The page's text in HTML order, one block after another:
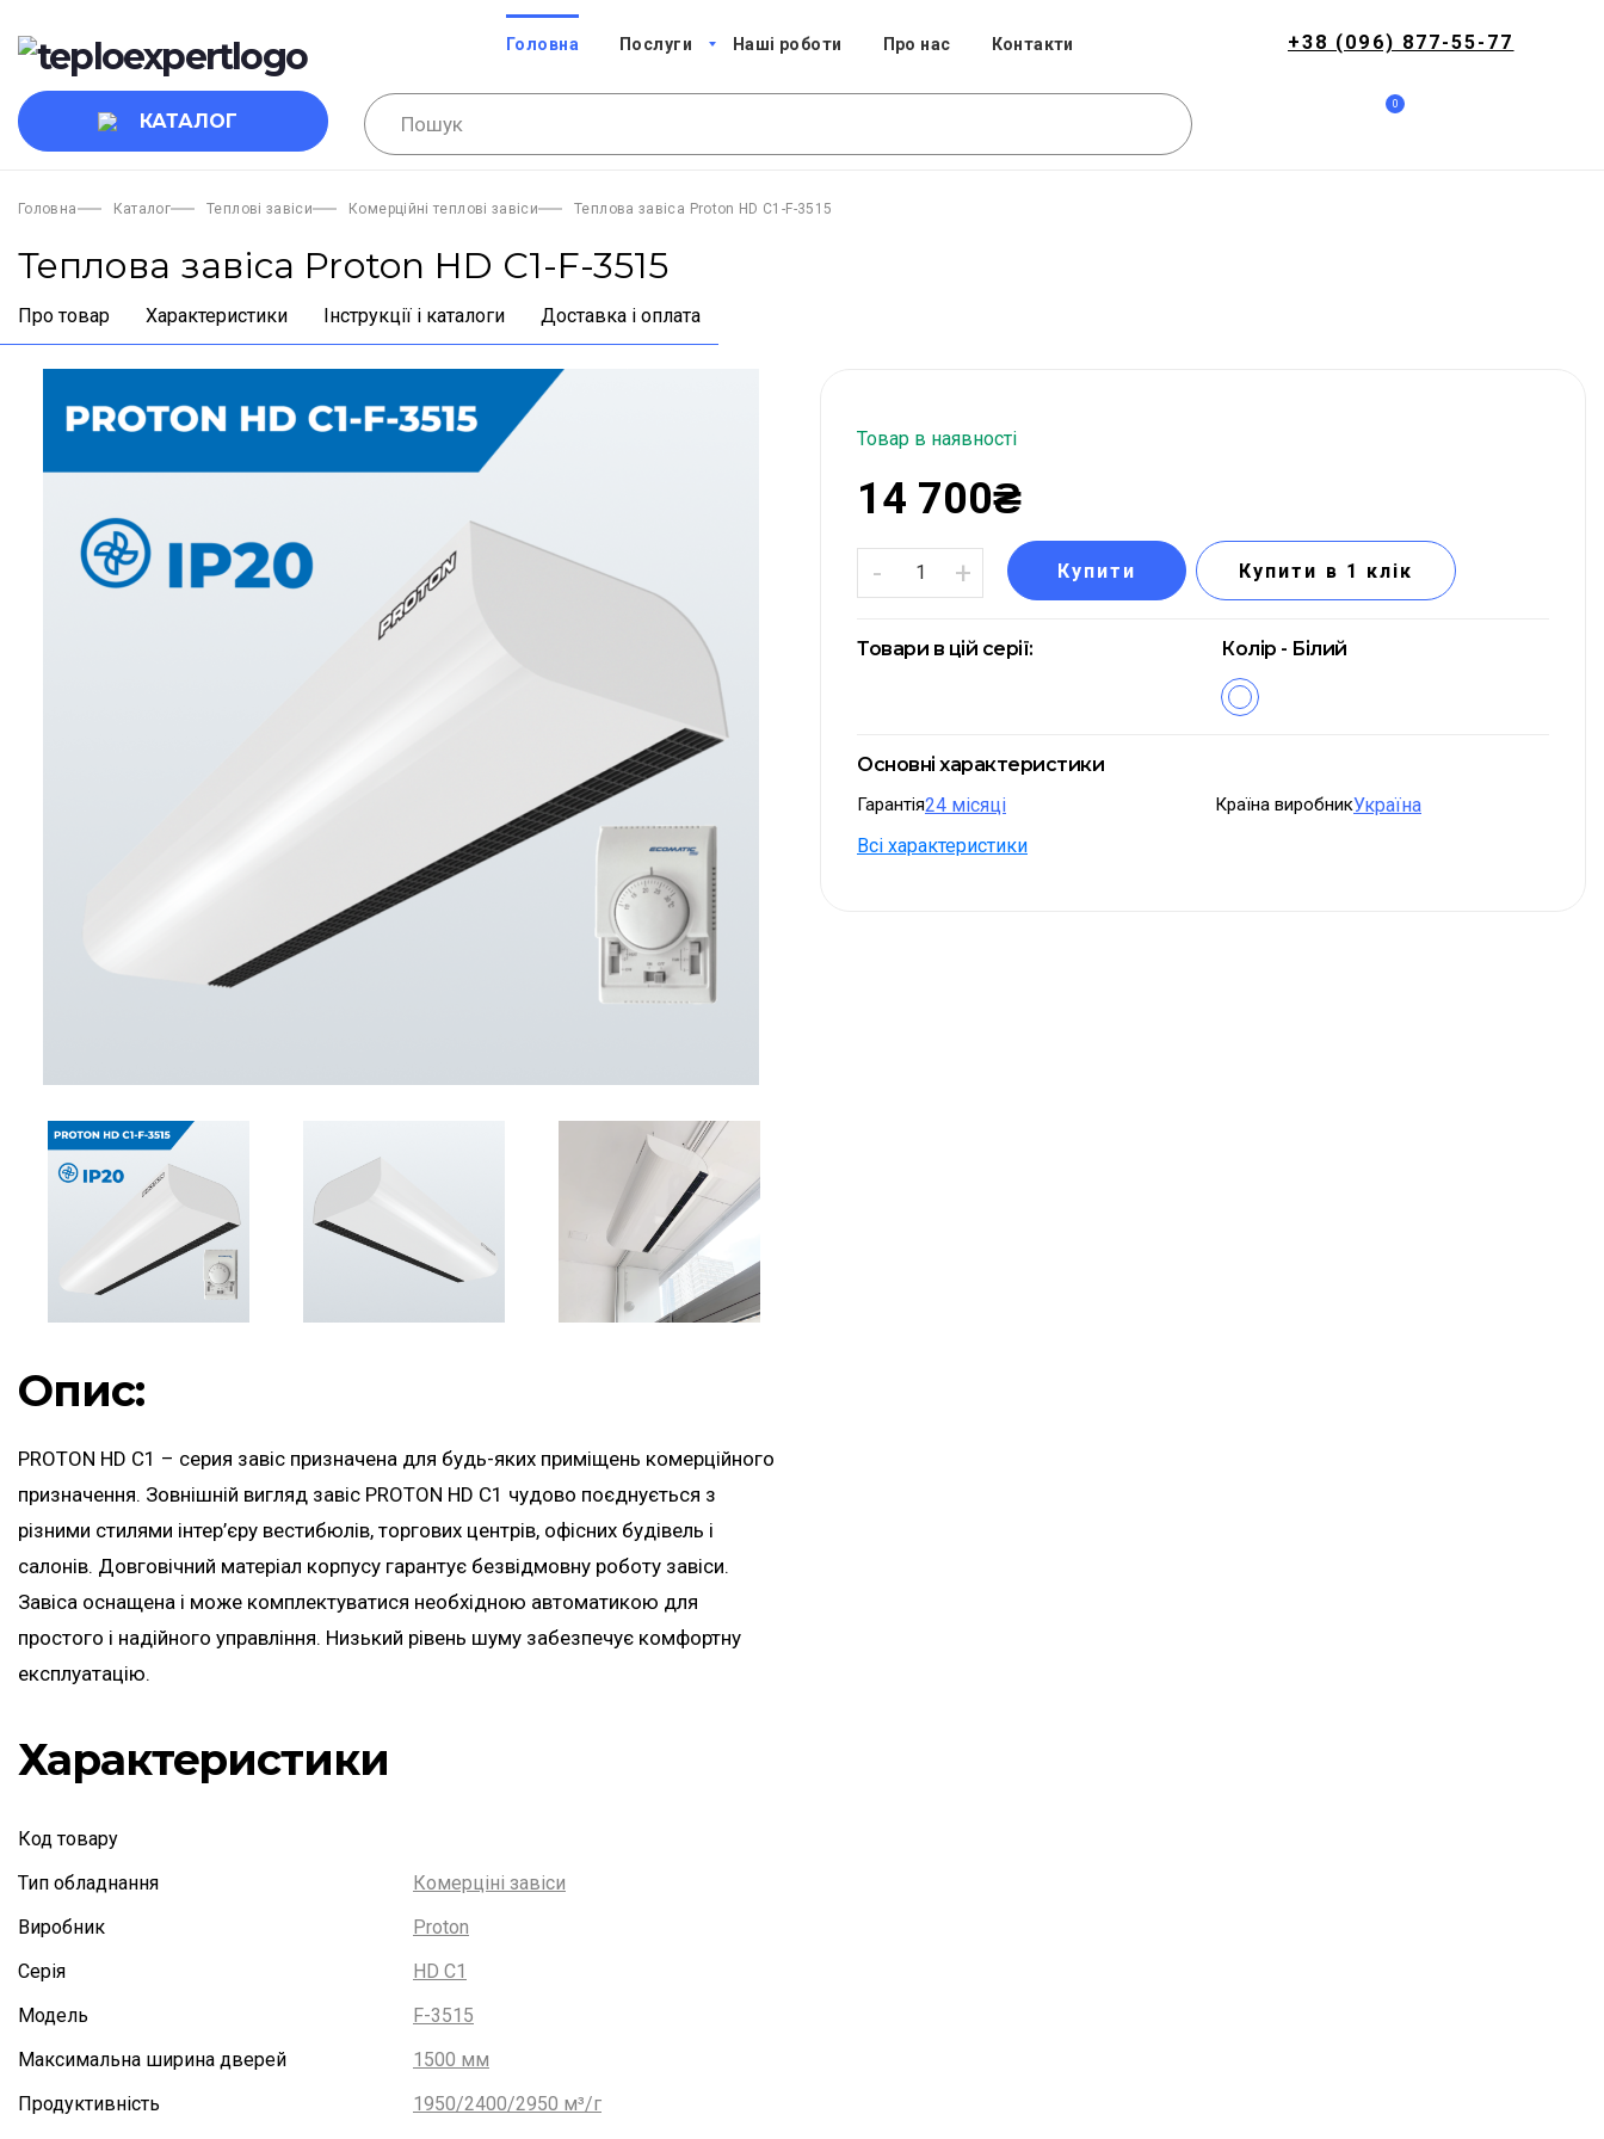
Головна Послуги Наші роботи Про нас Контакти +38 (096) 877-55-77
КАТАЛОГ
0
Головна Каталог Теплові завіси Комерційні теплові завіси Теплова завіса Proton HD C1-F-3515
Теплова завіса Proton HD C1-F-3515
Про товар Характеристики Інструкції і каталоги Доставка і оплата
Опис:
PROTON HD C1 – серия завіс призначена для будь-яких приміщень комерційного
призначення. Зовнішній вигляд завіс PROTON HD C1 чудово поєднується з
різними стилями інтер’єру вестибюлів, торгових центрів, офісних будівель і
салонів. Довговічний матеріал корпусу гарантує безвідмовну роботу завіси.
Завіса оснащена і може комплектуватися необхідною автоматикою для
простого і надійного управління. Низький рівень шуму забезпечує комфортну
експлуатацію.
Характеристики
Код товару
Тип обладнання
Комерціні завіси
Виробник
Proton
Серія
HD C1
Модель
F-3515
Максимальна ширина дверей
1500 мм
Продуктивність
1950/2400/2950 м³/г
Товар в наявності
14 700₴
- + Купити Купити в 1 клік
Товари в цій серії: Колір - Білий
Основні характеристики
Гарантія24 місяці Країна виробникУкраїна
Всі характеристики